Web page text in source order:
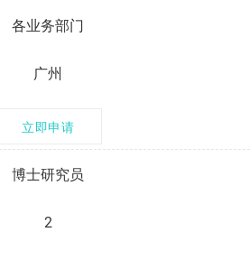
各业务部门
广州
立即申请
博士研究员
2